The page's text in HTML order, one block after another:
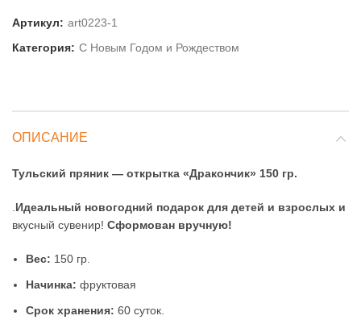
Артикул: art0223-1
Категория: С Новым Годом и Рождеством
ОПИСАНИЕ
Тульский пряник — открытка «Дракончик» 150 гр.
.Идеальный новогодний подарок для детей и взрослых и
вкусный сувенир! Сформован вручную!
Вес: 150 гр.
Начинка: фруктовая
Срок хранения: 60 суток.